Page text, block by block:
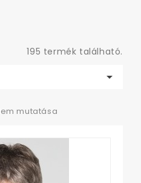
195 termék található.

mutatása